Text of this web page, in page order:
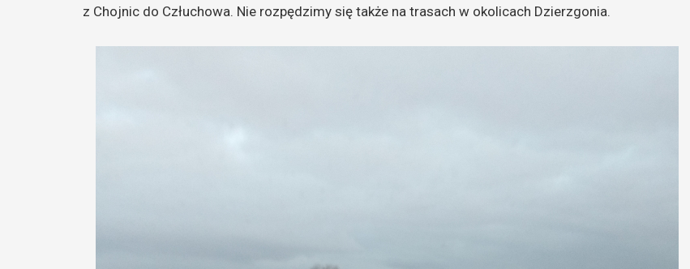
z Chojnic do Człuchowa. Nie rozpędzimy się także na trasach w okolicach Dzierzgonia.